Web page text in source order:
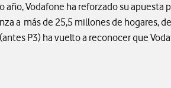
año, Vodafone ha reforzado su
a más de 25,5 millones de hogares,
P3) ha vuelto a reconocer que